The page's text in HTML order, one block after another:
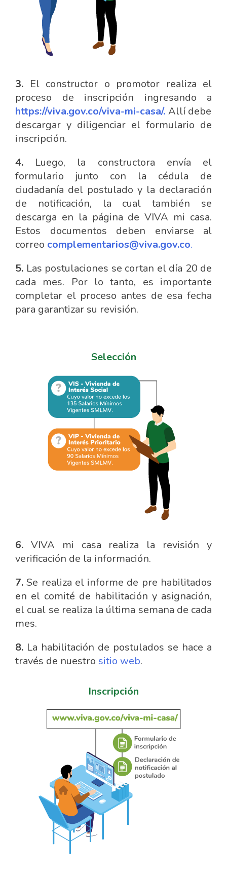
3. El constructor o promotor realiza el
proceso de inscripción ingresando a
https://viva.gov.co/viva-mi-casa/. Allí debe
descargar y diligenciar el formulario de
inscripción.
4. Luego, la constructora envía el
formulario junto con la cédula de
ciudadanía del postulado y la declaración
de notificación, la cual también se
descarga en la página de VIVA mi casa.
Estos documentos deben enviarse al
correo complementarios@viva.gov.co.
5. Las postulaciones se cortan el día 20 de
cada mes. Por lo tanto, es importante
completar el proceso antes de esa fecha
para garantizar su revisión.
Selección
6. VIVA mi casa realiza la revisión y
verificación de la información.
7. Se realiza el informe de pre habilitados
en el comité de habilitación y asignación,
el cual se realiza la última semana de cada
mes.
8. La habilitación de postulados se hace a
través de nuestro sitio web.
Inscripción